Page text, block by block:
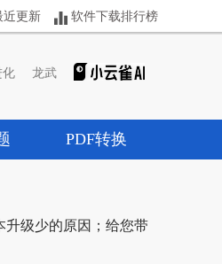
近更新 软件下载排行榜
化 龙武
PDF转换
升级少的原因；给您带